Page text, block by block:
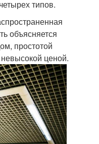
типов.
объясняется
простотой
ценой.